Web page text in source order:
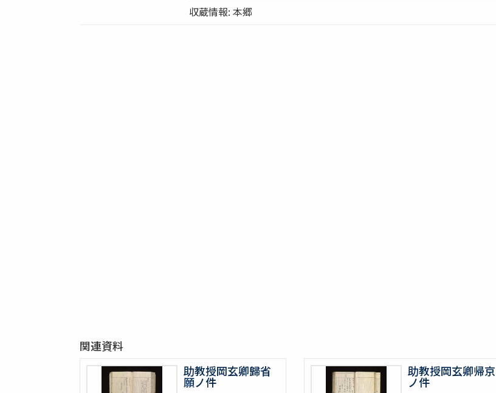
収蔵情報: 本郷
関連資料
助教授岡玄卿歸省
願ノ件
助教授岡玄卿帰京
ノ件